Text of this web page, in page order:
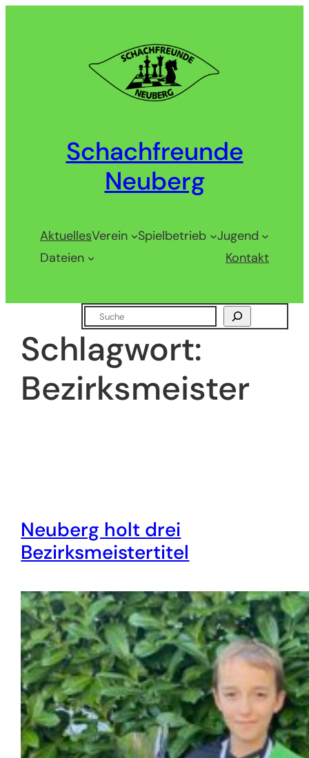
Schachfreunde
Neuberg
AktuellesVerein Spielbetrieb
Jugend
Dateien
Kontakt
Suchen
Schlagwort:
Bezirksmeister
Neuberg holt drei
Bezirksmeistertitel